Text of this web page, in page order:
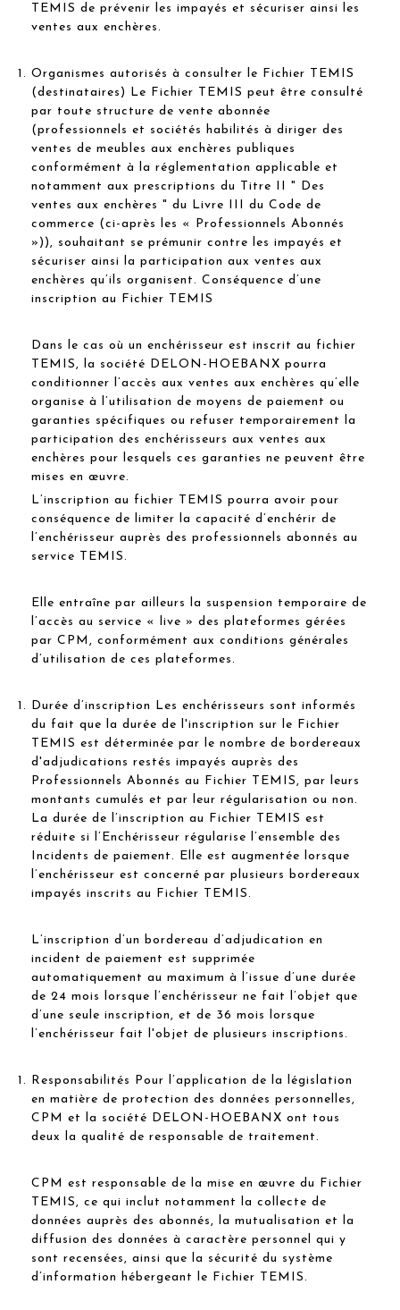
TEMIS de prévenir les impayés et sécuriser ainsi les
ventes aux enchères.
Organismes autorisés à consulter le Fichier TEMIS
(destinataires) Le Fichier TEMIS peut être consulté
par toute structure de vente abonnée
(professionnels et sociétés habilités à diriger des
ventes de meubles aux enchères publiques
conformément à la réglementation applicable et
notamment aux prescriptions du Titre II " Des
ventes aux enchères " du Livre III du Code de
commerce (ci-après les « Professionnels Abonnés
»)), souhaitant se prémunir contre les impayés et
sécuriser ainsi la participation aux ventes aux
enchères qu’ils organisent. Conséquence d’une
inscription au Fichier TEMIS
Dans le cas où un enchérisseur est inscrit au fichier
TEMIS, la société DELON-HOEBANX pourra
conditionner l’accès aux ventes aux enchères qu’elle
organise à l’utilisation de moyens de paiement ou
garanties spécifiques ou refuser temporairement la
participation des enchérisseurs aux ventes aux
enchères pour lesquels ces garanties ne peuvent être
mises en œuvre.
L’inscription au fichier TEMIS pourra avoir pour
conséquence de limiter la capacité d’enchérir de
l’enchérisseur auprès des professionnels abonnés au
service TEMIS.
Elle entraîne par ailleurs la suspension temporaire de
l’accès au service « live » des plateformes gérées
par CPM, conformément aux conditions générales
d’utilisation de ces plateformes.
Durée d’inscription Les enchérisseurs sont informés
du fait que la durée de l'inscription sur le Fichier
TEMIS est déterminée par le nombre de bordereaux
d'adjudications restés impayés auprès des
Professionnels Abonnés au Fichier TEMIS, par leurs
montants cumulés et par leur régularisation ou non.
La durée de l’inscription au Fichier TEMIS est
réduite si l’Enchérisseur régularise l’ensemble des
Incidents de paiement. Elle est augmentée lorsque
l’enchérisseur est concerné par plusieurs bordereaux
impayés inscrits au Fichier TEMIS.
L’inscription d’un bordereau d’adjudication en
incident de paiement est supprimée
automatiquement au maximum à l’issue d’une durée
de 24 mois lorsque l’enchérisseur ne fait l’objet que
d’une seule inscription, et de 36 mois lorsque
l’enchérisseur fait l'objet de plusieurs inscriptions.
Responsabilités Pour l’application de la législation
en matière de protection des données personnelles,
CPM et la société DELON-HOEBANX ont tous
deux la qualité de responsable de traitement.
CPM est responsable de la mise en œuvre du Fichier
TEMIS, ce qui inclut notamment la collecte de
données auprès des abonnés, la mutualisation et la
diffusion des données à caractère personnel qui y
sont recensées, ainsi que la sécurité du système
d’information hébergeant le Fichier TEMIS.